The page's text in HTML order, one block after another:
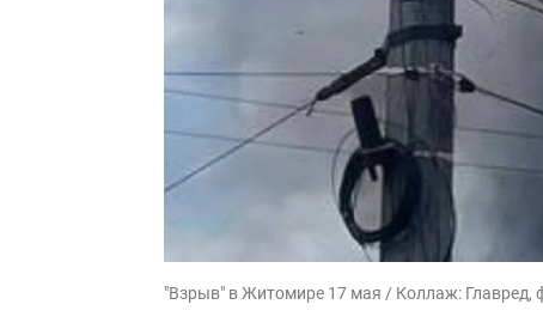
"Взрыв" в Житомире 17 мая / Коллаж: Главред,